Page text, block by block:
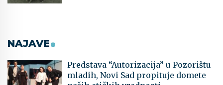
NAJAVE
Predstava “Autorizacija” u Pozorištu
mladih, Novi Sad propituje domete